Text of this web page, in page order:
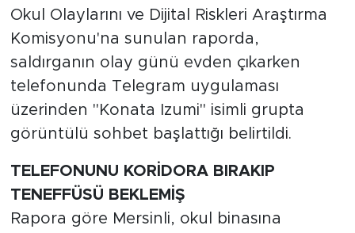
Okul Olaylarını ve Dijital Riskleri Araştırma
Komisyonu'na sunulan raporda,
saldırganın olay günü evden çıkarken
telefonunda Telegram uygulaması
üzerinden "Konata Izumi" isimli grupta
görüntülü sohbet başlattığı belirtildi.
TELEFONUNU KORİDORA BIRAKIP
TENEFFÜSÜ BEKLEMİŞ
Rapora göre Mersinli, okul binasına